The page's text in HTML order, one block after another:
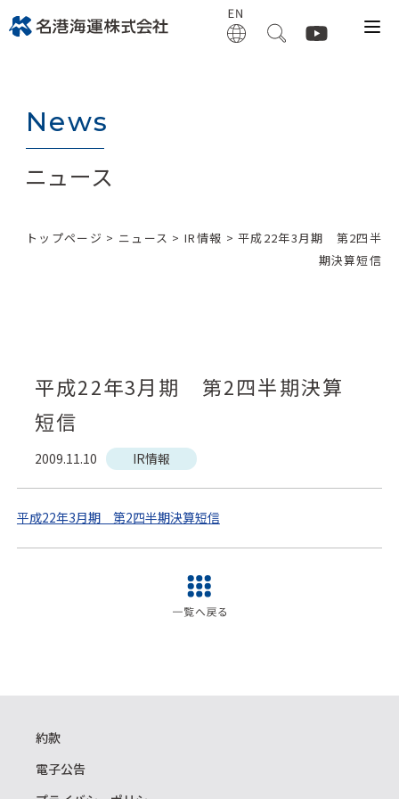
News
ニュース
トップページ > ニュース >IR情報 > 平成22年3月期 第2四半
期決算短信
平成22年3月期 第2四半期決算
短信
2009.11.10 IR情報
平成22年3月期 第2四半期決算短信
約款
電子公告